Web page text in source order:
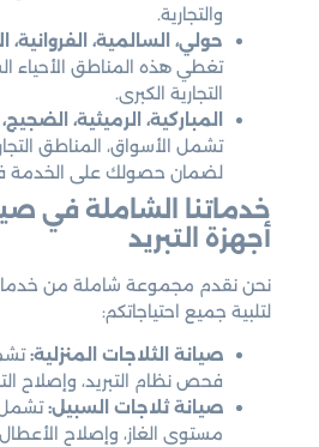
والتجارية.
حولي، السالمية، الفروانية،
تغطي هذه المناطق الأحياء
التجارية الكبرى.
المباركية، الرميثية،
تشمل الأسواق، المناطق
لضمان حصولك على
خدماتنا الشاملة في
أجهزة التبريد
نحن نقدم مجموعة شاملة من خدمات
لتلبية جميع احتياجاتكم:
صيانة الثلاجات المنزلية:
فحص نظام التبريد، وإصلاح
صيانة ثلاجات السبيل:
مستوى الغاز، وإصلاح الأعطال